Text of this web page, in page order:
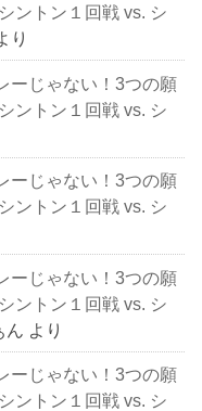
ントン１回戦 vs. シ
り
ーじゃない！3つの願
ントン１回戦 vs. シ
ーじゃない！3つの願
ントン１回戦 vs. シ
ーじゃない！3つの願
ントン１回戦 vs. シ
より
ーじゃない！3つの願
ントン１回戦 vs. シ